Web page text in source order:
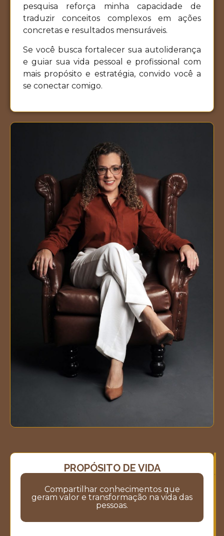
pesquisa reforça minha capacidade de
traduzir conceitos complexos em ações
concretas e resultados mensuráveis.
Se você busca fortalecer sua autoliderança
e guiar sua vida pessoal e profissional com
mais propósito e estratégia, convido você a
se conectar comigo.
PROPÓSITO DE VIDA
Compartilhar conhecimentos que
geram valor e transformação na vida das
pessoas.